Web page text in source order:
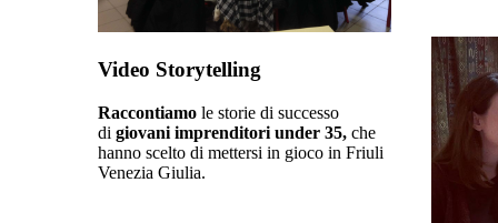
Video Storytelling
Raccontiamo le storie di successo
di giovani imprenditori under 35, che
hanno scelto di mettersi in gioco in Friuli
Venezia Giulia.